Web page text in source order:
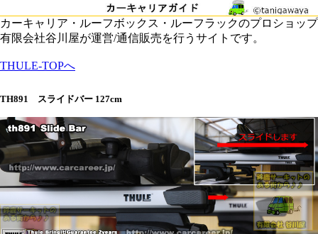
カーキャリア・ルーフボックス・ルーフラックのプロショップ
有限会社谷川屋が運営/通信販売を行うサイトです。
THULE-TOPへ
TH891 スライドバー 127cm